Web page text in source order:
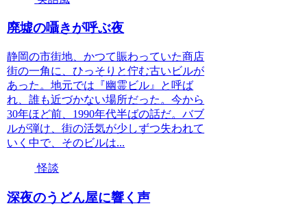
廃墟の囁きが呼ぶ夜
静岡の市街地、かつて賑わっていた商店
街の一角に、ひっそりと佇む古いビルが
あった。地元では『幽霊ビル』と呼ば
れ、誰も近づかない場所だった。今から
30年ほど前、1990年代半ばの話だ。バブ
ルが弾け、街の活気が少しずつ失われて
いく中で、そのビルは...
怪談
深夜のうどん屋に響く声